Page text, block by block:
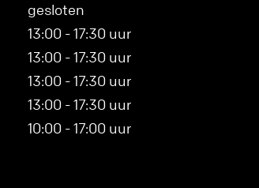
gesloten
13:00 - 17:30 uur
13:00 - 17:30 uur
13:00 - 17:30 uur
13:00 - 17:30 uur
10:00 - 17:00 uur